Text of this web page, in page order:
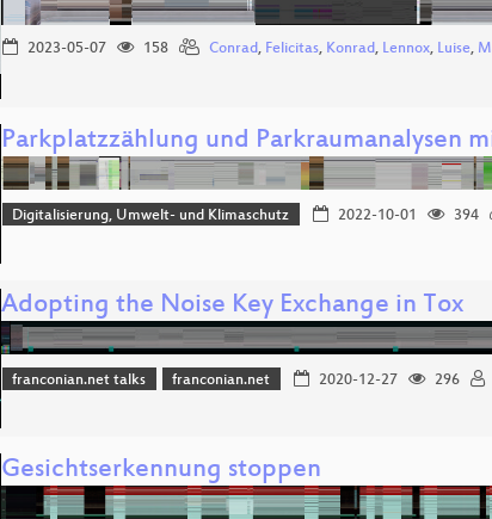
2023-05-07 158 Conrad, Felicitas, Konrad, Lennox, Luise,
Parkplatzzählung und Parkraumanalysen
Digitalisierung, Umwelt- und Klimaschutz 2022-10-01 394
Adopting the Noise Key Exchange in Tox
franconian.net talks franconian.net 2020-12-27 296
Gesichtserkennung stoppen